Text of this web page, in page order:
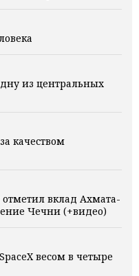
из центральных
качеством
вклад Ахмата-
Чечни (+видео)
весом в четыре